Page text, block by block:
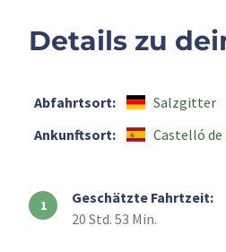
Details zu
Abfahrtsort:
Salzgitter
Ankunftsort:
Castelló de
Geschätzte Fahrtzeit:
20 Std. 53 Min.